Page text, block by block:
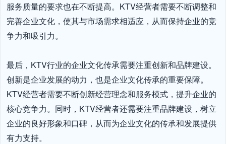
服务质量的要求也在不断提高。KTV经营者需要不断调整和
完善企业文化，使其与市场需求相适应，从而保持企业的竞
争力和吸引力。
最后，KTV行业的企业文化传承需要注重创新和品牌建设。
创新是企业发展的动力，也是企业文化传承的重要保障。
KTV经营者需要不断创新经营理念和服务模式，提升企业的
核心竞争力。同时，KTV经营者还需要注重品牌建设，树立
企业的良好形象和口碑，从而为企业文化的传承和发展提供
有力支持。